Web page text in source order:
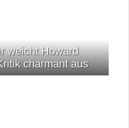
weicht Howard
charmant aus